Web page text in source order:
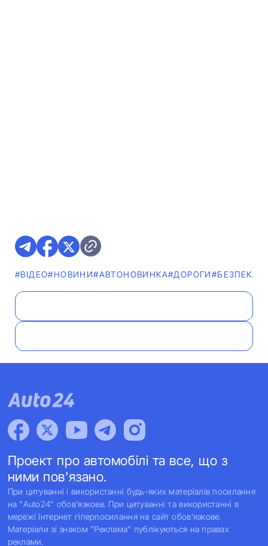
#ВІДЕО#НОВИНИ#АВТОНОВИНКА#ДОРОГИ#БЕЗПЕКА
Проект про автомобілі та все, що з
ними пов'язано.
При цитуванні і використанні будь-яких матеріалів посилання
на "Auto24" обов'язкове. При цитуванні та використанні в
мережі Інтернет гіперпосилання на сайт обов'язкове.
Матеріали зі знаком "Реклама" публікуються на правах
реклами.